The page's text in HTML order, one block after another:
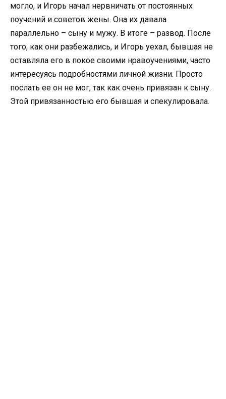
могло, и Игорь начал нервничать от постоянных
поучений и советов жены. Она их давала
параллельно – сыну и мужу. В итоге – развод. После
того, как они разбежались, и Игорь уехал, бывшая не
оставляла его в покое своими нравоучениями, часто
интересуясь подробностями личной жизни. Просто
послать ее он не мог, так как очень привязан к сыну.
Этой привязанностью его бывшая и спекулировала.